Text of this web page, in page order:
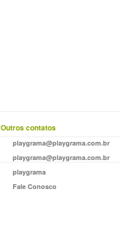
Outros contatos
playgrama@playgrama.com.br
playgrama@playgrama.com.br
playgrama
Fale Conosco